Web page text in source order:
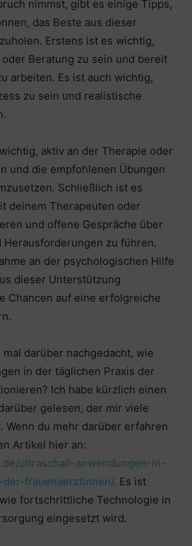
nimmst, gibt es einige Tipps,
das Beste aus dieser
Erstens ist es wichtig,
Beratung zu sein und bereit
arbeiten. Es ist auch wichtig,
zu sein und realistische
aktiv an der Therapie oder
und die empfohlenen Übungen
Schließlich ist es
deinem Therapeuten oder
und offene Gespräche über
zu führen.
an der psychologischen Hilfe
dieser Unterstützung
Chancen auf eine erfolgreiche
darüber nachgedacht, wie
in der täglichen Praxis der
Ich habe kürzlich einen
gelesen, der mir viele
Wenn du mehr darüber erfahren
Artikel hier an:
ultraschall-anwendungen-in-
frauenaerztinnen/. Es ist
fortschrittliche Technologie in
eingesetzt wird.